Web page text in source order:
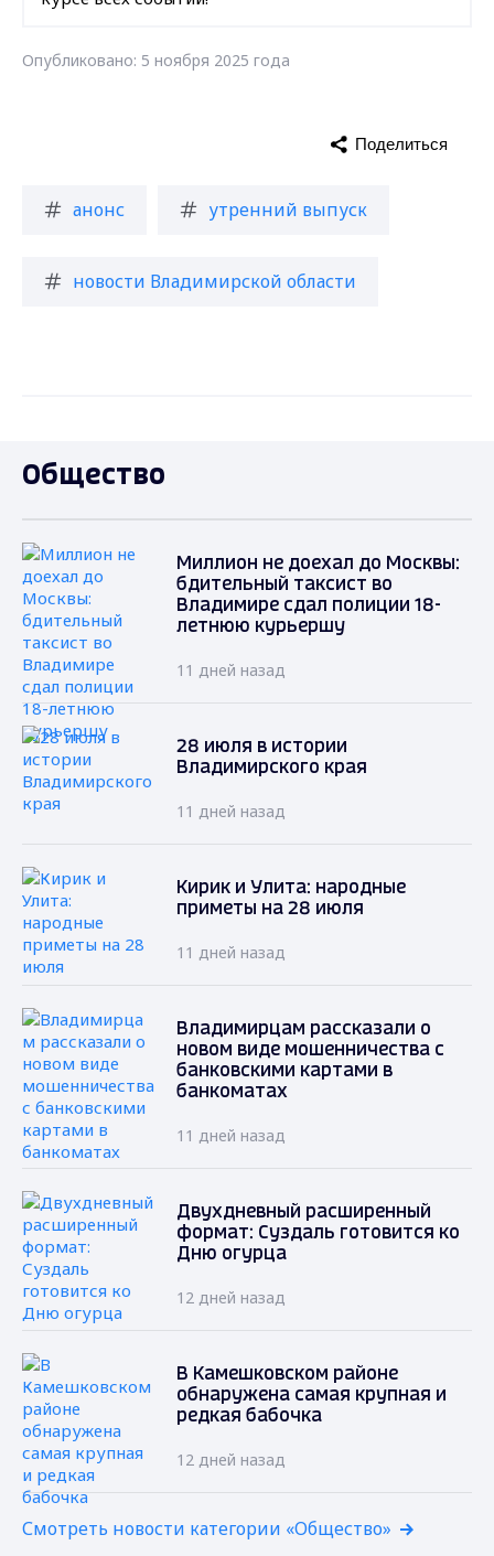
Опубликовано: 5 ноября 2025 года
анонс утренний выпуск
новости Владимирской области
Поделиться
Общество
Миллион не доехал до Москвы:
бдительный таксист во
Владимире сдал полиции 18-
летнюю курьершу
11 дней назад
28 июля в истории
Владимирского края
11 дней назад
Кирик и Улита: народные
приметы на 28 июля
11 дней назад
Владимирцам рассказали о
новом виде мошенничества с
банковскими картами в
банкоматах
11 дней назад
Двухдневный расширенный
формат: Суздаль готовится ко
Дню огурца
12 дней назад
В Камешковском районе
обнаружена самая крупная и
редкая бабочка
12 дней назад
Смотреть новости категории «Общество»